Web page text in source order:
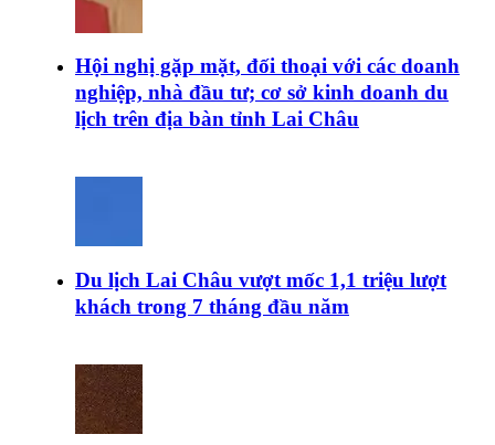
Hội nghị gặp mặt, đối thoại với các doanh
nghiệp, nhà đầu tư; cơ sở kinh doanh du
lịch trên địa bàn tỉnh Lai Châu
Du lịch Lai Châu vượt mốc 1,1 triệu lượt
khách trong 7 tháng đầu năm